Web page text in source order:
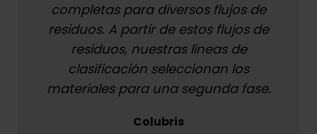
completas para diversos flujos de
residuos. A partir de estos flujos de
residuos, nuestras líneas de
clasificación seleccionan los
materiales para una segunda fase.
Colubris